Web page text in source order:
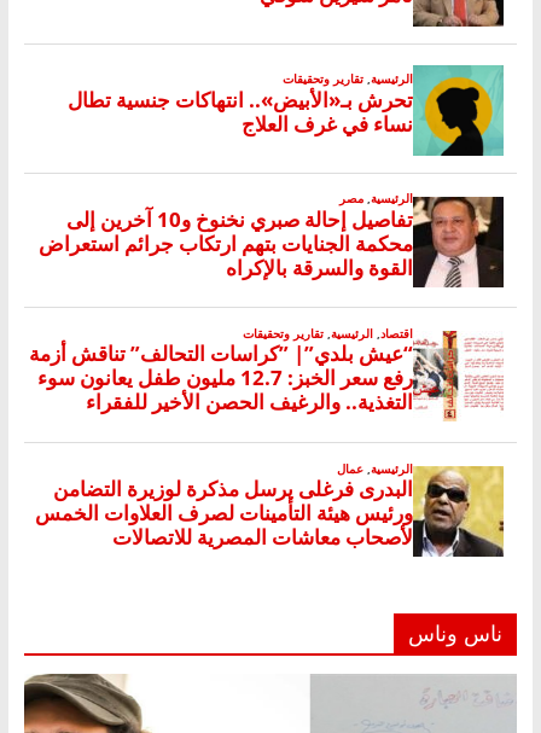
ناس وناس